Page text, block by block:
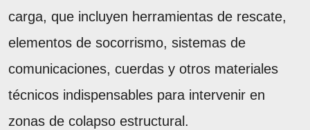
carga, que incluyen herramientas de rescate,
elementos de socorrismo, sistemas de
comunicaciones, cuerdas y otros materiales
técnicos indispensables para intervenir en
zonas de colapso estructural.